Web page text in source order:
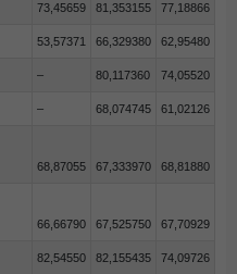
73,45659 81,353155 77,18866
53,57371 66,329380 62,95480
– 80,117360 74,05520
– 68,074745 61,02126
68,87055 67,333970 68,81880
66,66790 67,525750 67,70929
82,54550 82,155435 74,09726